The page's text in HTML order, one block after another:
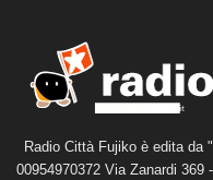
Radio Città Fujiko è edita da
00954970372 Via Zanardi